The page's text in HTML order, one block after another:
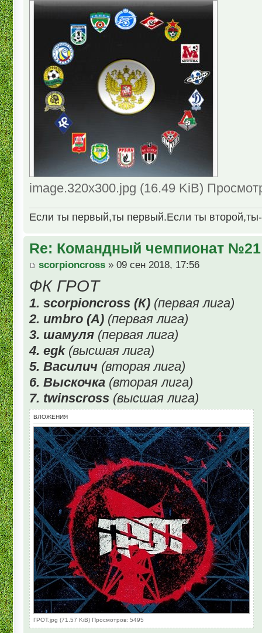
image.320x300.jpg (16.49 KiB)
Если ты первый,ты первый.Если ты
Re: Командный чемпионат №21
scorpioncross » 09 сен 2018, 17:56
ФК ГРОТ
1. scorpioncross (К) (первая лига)
2. umbro (А) (первая лига)
3. шамуля (первая лига)
4. egk(высшая лига)
5. Василич (вторая лига)
6. Выскочка (вторая лига)
7. twinscross (высшая лига)
ВЛОЖЕНИЯ
ГРОТ.jpg (71.57 KiB) Просмотров: 5495